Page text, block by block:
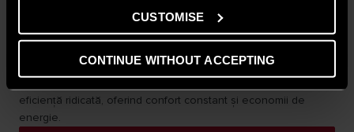
CUSTOMISE
CONTINUE WITHOUT ACCEPTING
Nuos Evo A+
monobloc compact pentru apă caldă, ideal pentru spații
eficiență ridicată, oferind confort constant și economii de
energie.